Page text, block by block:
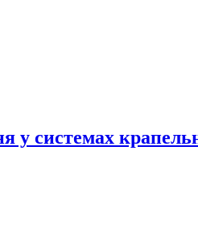
у системах